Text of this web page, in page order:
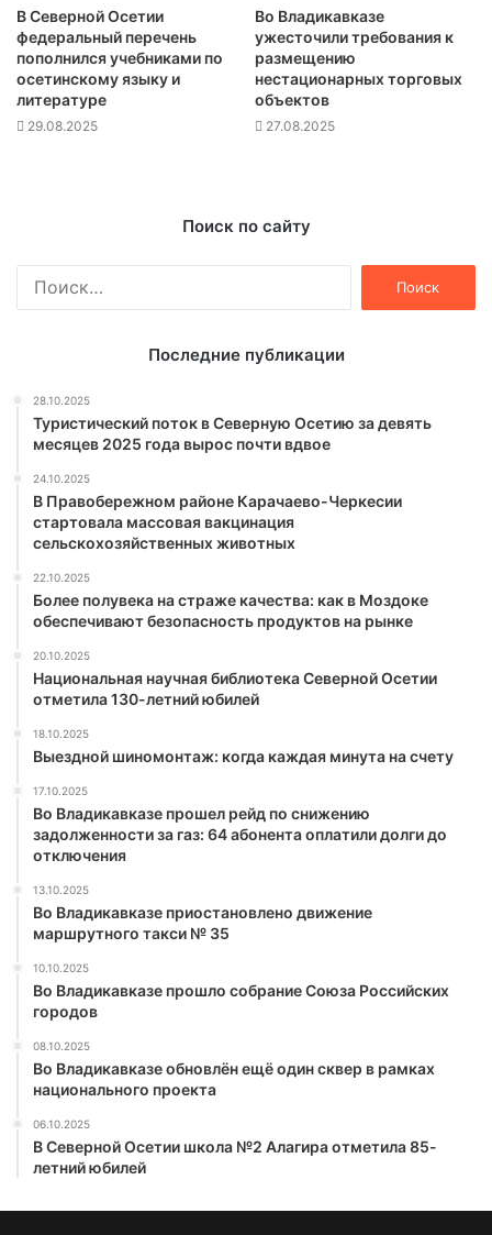
В Северной Осетии
федеральный перечень
пополнился учебниками по
осетинскому языку и
литературе
29.08.2025
Во Владикавказе
ужесточили требования к
размещению
нестационарных торговых
объектов
27.08.2025
Поиск по сайту
Последние публикации
28.10.2025
Туристический поток в Северную Осетию за девять
месяцев 2025 года вырос почти вдвое
24.10.2025
В Правобережном районе Карачаево-Черкесии
стартовала массовая вакцинация
сельскохозяйственных животных
22.10.2025
Более полувека на страже качества: как в Моздоке
обеспечивают безопасность продуктов на рынке
20.10.2025
Национальная научная библиотека Северной Осетии
отметила 130-летний юбилей
18.10.2025
Выездной шиномонтаж: когда каждая минута на счету
17.10.2025
Во Владикавказе прошел рейд по снижению
задолженности за газ: 64 абонента оплатили долги до
отключения
13.10.2025
Во Владикавказе приостановлено движение
маршрутного такси № 35
10.10.2025
Во Владикавказе прошло собрание Союза Российских
городов
08.10.2025
Во Владикавказе обновлён ещё один сквер в рамках
национального проекта
06.10.2025
В Северной Осетии школа №2 Алагира отметила 85-
летний юбилей